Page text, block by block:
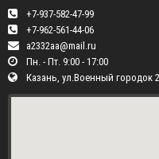
+7-937-582-47-99
+7-962-561-44-06
a2332aa@mail.ru
Пн. - Пт. 9:00 - 17:00
Казань, ул.Военный городок